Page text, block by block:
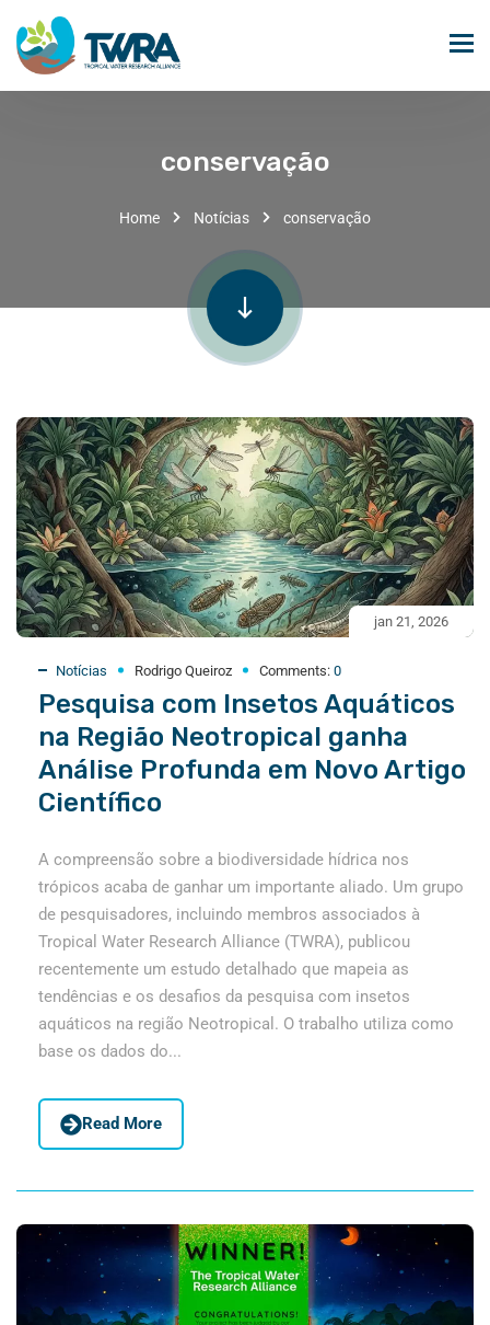
conservação
Home Notícias conservação
jan 21, 2026
Notícias Rodrigo Queiroz Comments: 0
Pesquisa com Insetos Aquáticos
na Região Neotropical ganha
Análise Profunda em Novo Artigo
Científico
A compreensão sobre a biodiversidade hídrica nos
trópicos acaba de ganhar um importante aliado. Um grupo
de pesquisadores, incluindo membros associados à
Tropical Water Research Alliance (TWRA), publicou
recentemente um estudo detalhado que mapeia as
tendências e os desafios da pesquisa com insetos
aquáticos na região Neotropical. O trabalho utiliza como
base os dados do...
Read More